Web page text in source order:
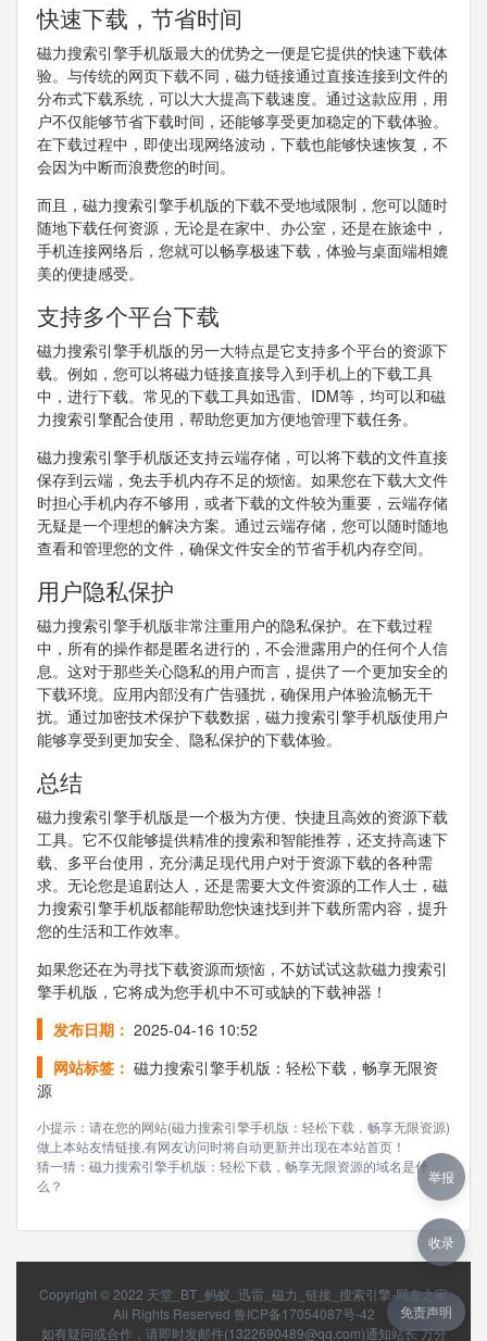
快速下载，节省时间
磁力搜索引擎手机版最大的优势之一便是它提供的快速下载体
验。与传统的网页下载不同，磁力链接通过直接连接到文件的
分布式下载系统，可以大大提高下载速度。通过这款应用，用
户不仅能够节省下载时间，还能够享受更加稳定的下载体验。
在下载过程中，即使出现网络波动，下载也能够快速恢复，不
会因为中断而浪费您的时间。
而且，磁力搜索引擎手机版的下载不受地域限制，您可以随时
随地下载任何资源，无论是在家中、办公室，还是在旅途中，
手机连接网络后，您就可以畅享极速下载，体验与桌面端相媲
美的便捷感受。
支持多个平台下载
磁力搜索引擎手机版的另一大特点是它支持多个平台的资源下
载。例如，您可以将磁力链接直接导入到手机上的下载工具
中，进行下载。常见的下载工具如迅雷、IDM等，均可以和磁
力搜索引擎配合使用，帮助您更加方便地管理下载任务。
磁力搜索引擎手机版还支持云端存储，可以将下载的文件直接
保存到云端，免去手机内存不足的烦恼。如果您在下载大文件
时担心手机内存不够用，或者下载的文件较为重要，云端存储
无疑是一个理想的解决方案。通过云端存储，您可以随时随地
查看和管理您的文件，确保文件安全的节省手机内存空间。
用户隐私保护
磁力搜索引擎手机版非常注重用户的隐私保护。在下载过程
中，所有的操作都是匿名进行的，不会泄露用户的任何个人信
息。这对于那些关心隐私的用户而言，提供了一个更加安全的
下载环境。应用内部没有广告骚扰，确保用户体验流畅无干
扰。通过加密技术保护下载数据，磁力搜索引擎手机版使用户
能够享受到更加安全、隐私保护的下载体验。
总结
磁力搜索引擎手机版是一个极为方便、快捷且高效的资源下载
工具。它不仅能够提供精准的搜索和智能推荐，还支持高速下
载、多平台使用，充分满足现代用户对于资源下载的各种需
求。无论您是追剧达人，还是需要大文件资源的工作人士，磁
力搜索引擎手机版都能帮助您快速找到并下载所需内容，提升
您的生活和工作效率。
如果您还在为寻找下载资源而烦恼，不妨试试这款磁力搜索引
擎手机版，它将成为您手机中不可或缺的下载神器！
发布日期： 2025-04-16 10:52
网站标签： 磁力搜索引擎手机版：轻松下载，畅享无限资
源
小提示：请在您的网站(磁力搜索引擎手机版：轻松下载，畅享无限资源)
做上本站友情链接,有网友访问时将自动更新并出现在本站首页！
猜一猜：磁力搜索引擎手机版：轻松下载，畅享无限资源的域名是什
么？
Copyright © 2022 天堂_BT_蚂蚁_迅雷_磁力_链接_搜索引擎-网友之家
All Rights Reserved 鲁ICP备17054087号-42
如有疑问或合作，请即时发邮件(1322690489@qq.com)通知站长 万分
免责声明
举报
收录